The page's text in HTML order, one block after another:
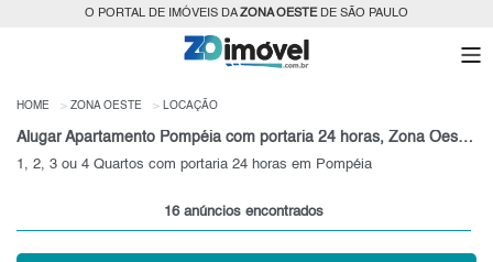
O PORTAL DE IMÓVEIS DAZONA OESTEDE SÃO PAULO
HOME ZONA OESTE LOCAÇÃO
Alugar Apartamento Pompéia com portaria 24 horas, Zona Oeste, SP
1, 2, 3 ou 4 Quartos com portaria 24 horas em Pompéia
16 anúncios encontrados